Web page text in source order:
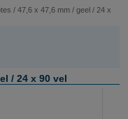
/ 47,6 x 47,6 mm / geel / 24 x
/ 24 x 90 vel